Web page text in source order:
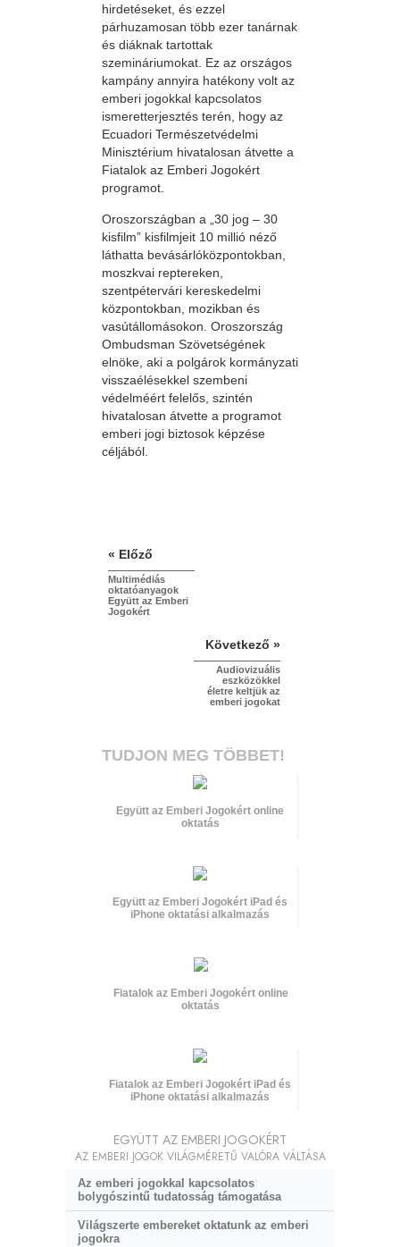
hirdetéseket, és ezzel
párhuzamosan több ezer tanárnak
és diáknak tartottak
szemináriumokat. Ez az országos
kampány annyira hatékony volt az
emberi jogokkal kapcsolatos
ismeretterjesztés terén, hogy az
Ecuadori Természetvédelmi
Minisztérium hivatalosan átvette a
Fiatalok az Emberi Jogokért
programot.
Oroszországban a „30 jog – 30
kisfilm” kisfilmjeit 10 millió néző
láthatta bevásárlóközpontokban,
moszkvai reptereken,
szentpétervári kereskedelmi
központokban, mozikban és
vasútállomásokon. Oroszország
Ombudsman Szövetségének
elnöke, aki a polgárok kormányzati
visszaélésekkel szembeni
védelméért felelős, szintén
hivatalosan átvette a programot
emberi jogi biztosok képzése
céljából.
« Előző
Multimédiás
oktatóanyagok
Együtt az Emberi
Jogokért
Következő »
Audiovizuális
eszközökkel
életre keltjük az
emberi jogokat
TUDJON MEG TÖBBET!
Együtt az Emberi Jogokért online
oktatás
Együtt az Emberi Jogokért iPad és
iPhone oktatási alkalmazás
Fiatalok az Emberi Jogokért online
oktatás
Fiatalok az Emberi Jogokért iPad és
iPhone oktatási alkalmazás
EGYÜTT AZ EMBERI JOGOKÉRT
AZ EMBERI JOGOK VILÁGMÉRETŰ VALÓRA VÁLTÁSA
Az emberi jogokkal kapcsolatos
bolygószintű tudatosság támogatása
Világszerte embereket oktatunk az emberi
jogokra